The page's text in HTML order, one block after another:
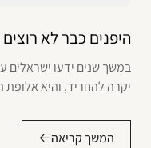
היפנים כבר לא
במשך שנים ידעו ישראלים
יקרה להחריד, והיא אלופת
המשך קריאה